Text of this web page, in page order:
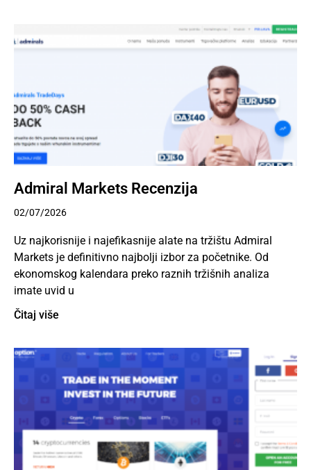
Admiral Markets Recenzija
02/07/2026
Uz najkorisnije i najefikasnije alate na tržištu Admiral
Markets je definitivno najbolji izbor za početnike. Od
ekonomskog kalendara preko raznih tržišnih analiza
imate uvid u
Čitaj više